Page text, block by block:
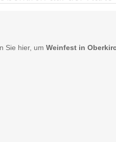
Sie hier, um Weinfest in